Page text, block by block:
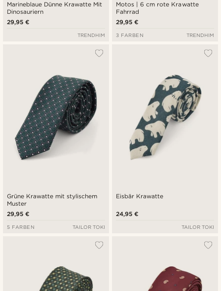
Marineblaue Dünne Krawatte Mit
Dinosauriern
29,95 €
TRENDHIM
Motos | 6 cm rote Krawatte
Fahrrad
29,95 €
3 FARBEN TRENDHIM
Grüne Krawatte mit stylischem
Muster
29,95 €
5 FARBEN TAILOR TOKI
Eisbär Krawatte
24,95 €
TAILOR TOKI